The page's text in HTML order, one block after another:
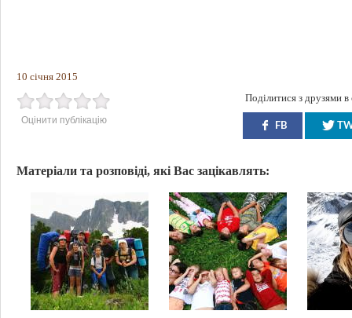
10 січня 2015
Оцінити публікацію
Поділитися з друзями
FB
Матеріали та розповіді, які Вас зацікавлять: